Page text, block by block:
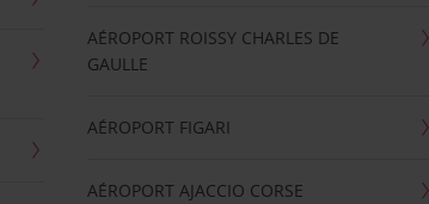
AÉROPORT ROISSY CHARLES DE
GAULLE
AÉROPORT FIGARI
AÉROPORT AJACCIO CORSE